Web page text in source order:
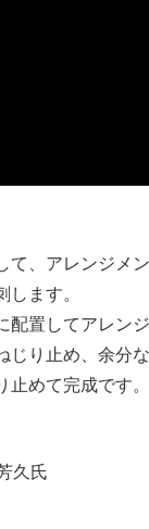
、アレンジメ
ます。
置してアレンジ
り止め、余分
めて完成です。
久氏